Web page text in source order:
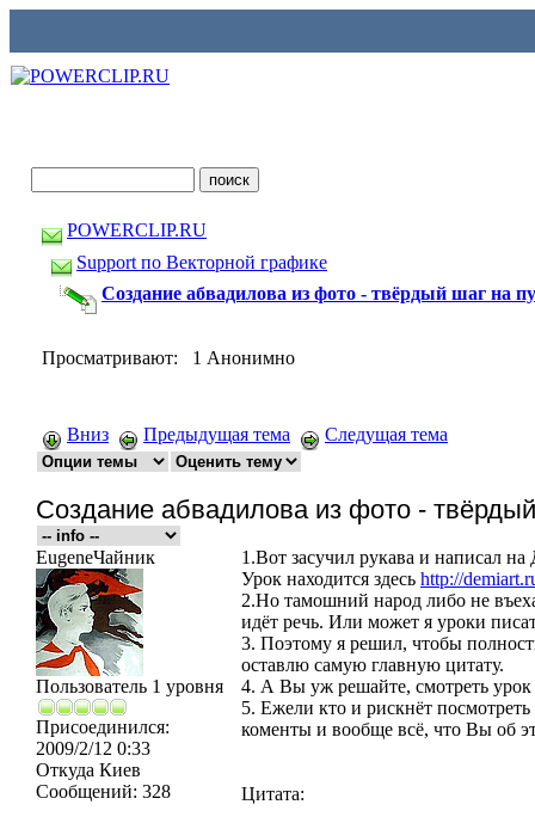
POWERCLIP.RU
Support по Векторной графике
Создание абвадилова из фото - твёрдый шаг на
Просматривают: 1 Анонимно
Вниз Предыдущая тема Следущая тема
Создание абвадилова из фото -
EugeneЧайник
Пользователь 1 уровня
Присоединился:
2009/2/12 0:33
Откуда Киев
Сообщений: 328
1.Вот засучил рукава и написал
Урок находится здесь http://
2.Но тамошний народ либо не
идёт речь. Или может я уроки
3. Поэтому я решил, чтобы
оставлю самую главную цитату.
4. А Вы уж решайте, смотреть урок
5. Ежели кто и рискнёт
коменты и вообще всё, что Вы об
Цитата: